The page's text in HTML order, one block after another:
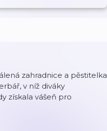
zahradnice a pěstitelka
v níž diváky
získala vášeň pro